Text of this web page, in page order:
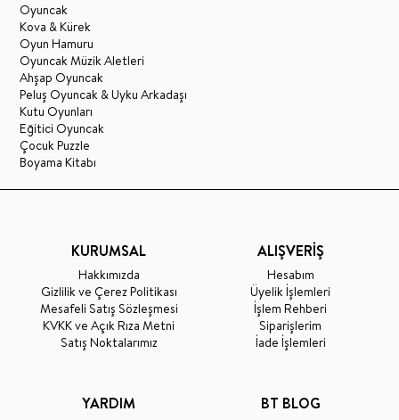
Oyuncak
Kova & Kürek
Oyun Hamuru
Oyuncak Müzik Aletleri
Ahşap Oyuncak
Peluş Oyuncak & Uyku Arkadaşı
Kutu Oyunları
Eğitici Oyuncak
Çocuk Puzzle
Boyama Kitabı
KURUMSAL
Hakkımızda
Gizlilik ve Çerez Politikası
Mesafeli Satış Sözleşmesi
KVKK ve Açık Rıza Metni
Satış Noktalarımız
ALIŞVERİŞ
Hesabım
Üyelik İşlemleri
İşlem Rehberi
Siparişlerim
İade İşlemleri
YARDIM BT BLOG